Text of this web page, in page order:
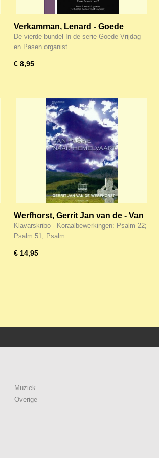
Verkamman, Lenard - Goede
Vrijdag en Pasen (deel 4) Klavar
De vierde bundel In de serie Goede Vrijdag
en Pasen organist…
€ 8,95
Werfhorst, Gerrit Jan van de - Van
Passie naar Hemelvaart (Klavar)
Klavarskribo - Koraalbewerkingen: Psalm 22;
Psalm 51; Psalm…
€ 14,95
Muziek
Overige